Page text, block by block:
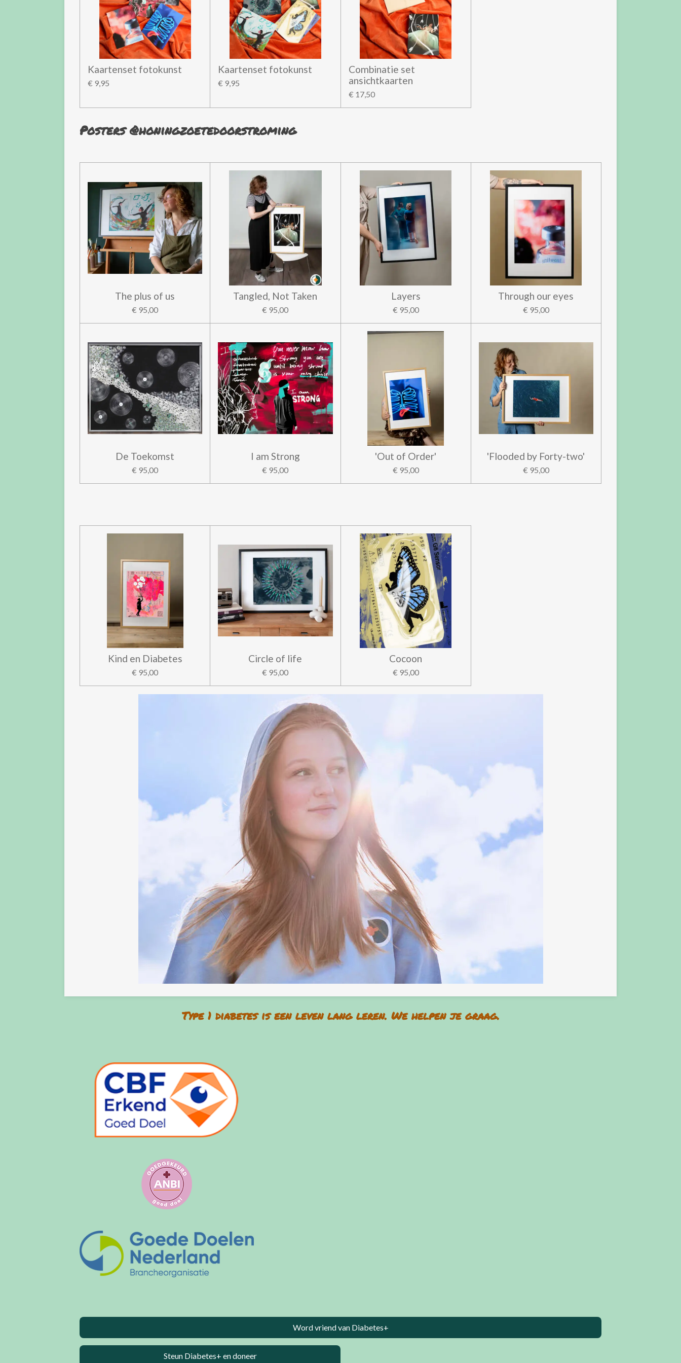
Kaartenset fotokunst
€ 9,95
Kaartenset fotokunst
€ 9,95
Combinatie set
ansichtkaarten
€ 17,50
Posters@honingzoetedoorstroming
The plus of us
€ 95,00
Tangled, Not Taken
€ 95,00
Layers
€ 95,00
Through our eyes
€ 95,00
De Toekomst
€ 95,00
I am Strong
€ 95,00
'Out of Order'
€ 95,00
'Flooded by Forty-two'
€ 95,00
Kind en Diabetes
€ 95,00
Circle of life
€ 95,00
Cocoon
€ 95,00
Type 1 diabetes is een leven lang leren. We helpen je graag.
Word vriend van Diabetes+
Steun Diabetes+ en doneer